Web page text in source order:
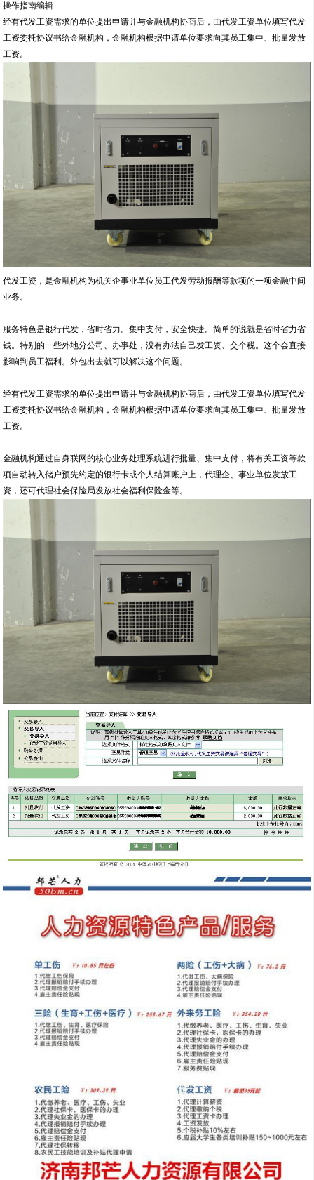
操作指南编辑
经有代发工资需求的单位提出申请并与金融机构协商后，由代发工资单位填写代发
工资委托协议书给金融机构，金融机构根据申请单位要求向其员工集中、批量发放
工资。
代发工资，是金融机构为机关企事业单位员工代发劳动报酬等款项的一项金融中间
业务。
服务特色是银行代发，省时省力。集中支付，安全快捷。简单的说就是省时省力省
钱。特别的一些外地分公司、办事处，没有办法自己发工资、交个税。这个会直接
影响到员工福利。外包出去就可以解决这个问题。
经有代发工资需求的单位提出申请并与金融机构协商后，由代发工资单位填写代发
工资委托协议书给金融机构，金融机构根据申请单位要求向其员工集中、批量发放
工资。
金融机构通过自身联网的核心业务处理系统进行批量、集中支付，将有关工资等款
项自动转入储户预先约定的银行卡或个人结算账户上，代理企、事业单位发放工
资，还可代理社会保险局发放社会福利保险金等。